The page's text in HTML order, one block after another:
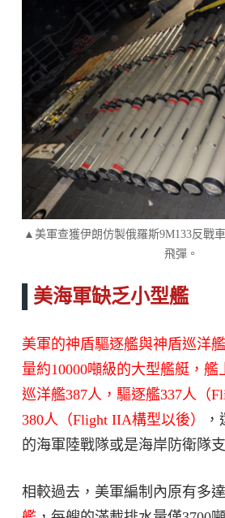
▲美軍查獲伊朗仿製俄羅斯9M133反戰
飛彈。
美海軍缺乏小型艦
美軍的神盾驅逐艦與神盾巡洋
量約10000噸級的大型艦艇，艦
巡洋艦387人，驅逐艦337人（
380人（Flight IIA構型以後）
的海軍陸戰隊或是海岸防衛隊
相較過去，美軍編制內原有多達